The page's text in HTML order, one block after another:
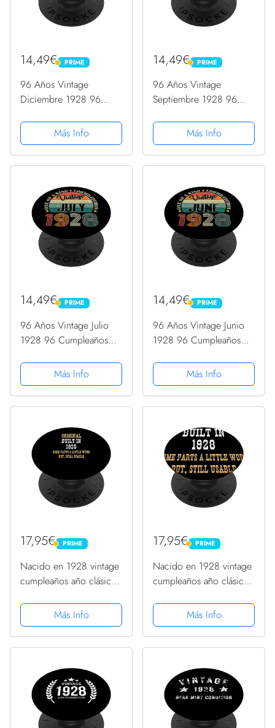
14,49€ PRIME
PRIME
96 Años Vintage
Diciembre 1928 96
PopSockets PopGrip
Intercambiable
Más Info
14,49€ PRIME
PRIME
96 Años Vintage
Septiembre 1928 96
PopSockets PopGrip
Intercambiable
Más Info
14,49€ PRIME
PRIME
96 Años Vintage Julio
1928 96 Cumpleaños
PopGrip Intercambiable
Más Info
14,49€ PRIME
PRIME
96 Años Vintage Junio
1928 96 Cumpleaños
PopGrip Intercambiable
Más Info
17,95€ PRIME
PRIME
Nacido en 1928 vintage
cumpleaños año clásico
PopGrip Intercambiable
Más Info
17,95€ PRIME
PRIME
Nacido en 1928 vintage
cumpleaños año clásico
PopGrip Intercambiable
Más Info